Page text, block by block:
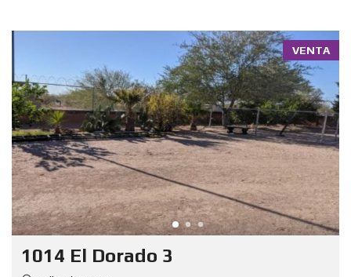
VENTA
1014 El Dorado 3